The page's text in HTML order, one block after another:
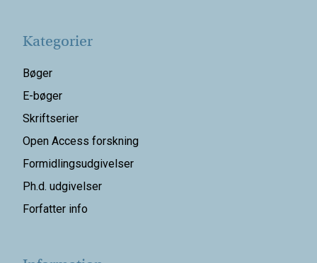
Kategorier
Bøger
E-bøger
Skriftserier
Open Access forskning
Formidlingsudgivelser
Ph.d. udgivelser
Forfatter info